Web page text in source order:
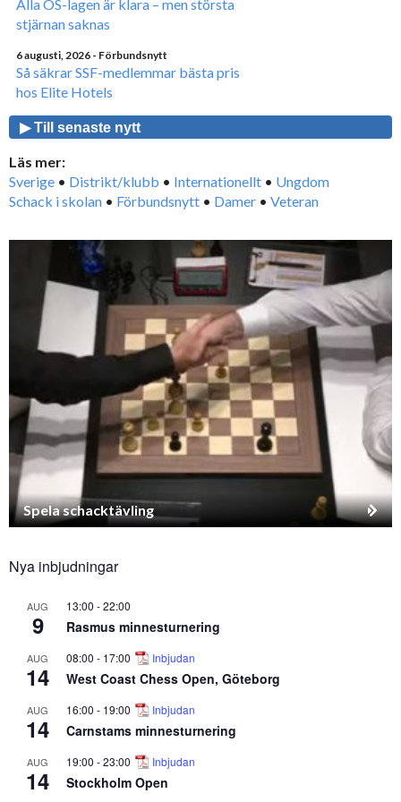
Alla OS-lagen är klara – men största
stjärnan saknas
6 augusti, 2026 - Förbundsnytt
Så säkrar SSF-medlemmar bästa pris
hos Elite Hotels
▶ Till senaste nytt
Läs mer:
Sverige • Distrikt/klubb • Internationellt • Ungdom
Schack i skolan • Förbundsnytt • Damer • Veteran
Spela schacktävling
Nya inbjudningar
AUG
9
13:00 -22:00
Rasmus minnesturnering
AUG
14
08:00 - 17:00 Inbjudan
West Coast Chess Open, Göteborg
AUG
14
16:00 - 19:00 Inbjudan
Carnstams minnesturnering
AUG
14
19:00 -23:00 Inbjudan
Stockholm Open